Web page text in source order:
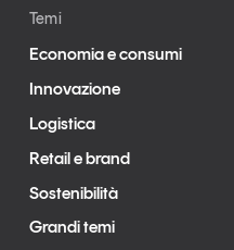
Temi
Economia e consumi
Innovazione
Logistica
Retail e brand
Sostenibilità
Grandi temi